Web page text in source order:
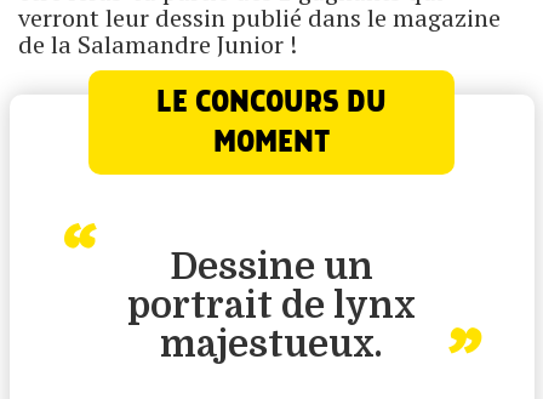
verront leur dessin publié dans le magazine
de la Salamandre Junior !
LE CONCOURS DU
MOMENT
Dessine un
portrait de lynx
majestueux.